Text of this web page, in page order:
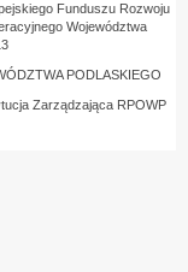
Funduszu Rozwoju
Województwa
PODLASKIEGO
Zarządzająca RPOWP